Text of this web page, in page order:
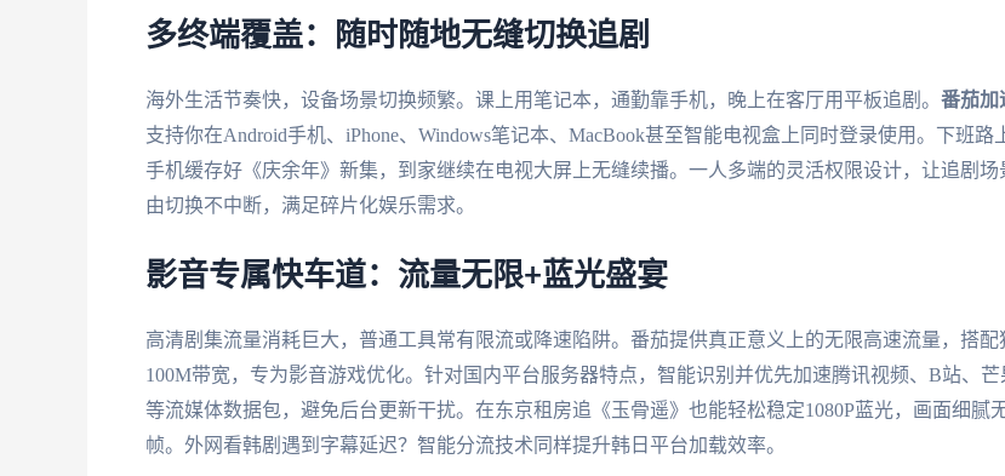
多终端覆盖：随时随地无缝切换追剧
海外生活节奏快，设备场景切换频繁。课上用笔记本，通勤靠手机，晚上在客厅用平板追剧。 番茄加
支持你在Android手机、iPhone、Windows笔记本、MacBook甚至智能电视盒上同时登录使用。下班路
手机缓存好《庆余年》新集，到家继续在电视大屏上无缝续播。一人多端的灵活权限设计，让追剧场
由切换不中断，满足碎片化娱乐需求。
影音专属快车道：流量无限+蓝光盛宴
高清剧集流量消耗巨大，普通工具常有限流或降速陷阱。番茄提供真正意义上的无限高速流量，搭配
100M带宽，专为影音游戏优化。针对国内平台服务器特点，智能识别并优先加速腾讯视频、B站、
等流媒体数据包，避免后台更新干扰。在东京租房追《玉骨遥》也能轻松稳定1080P蓝光，画面细腻
帧。外网看韩剧遇到字幕延迟？智能分流技术同样提升韩日平台加载效率。